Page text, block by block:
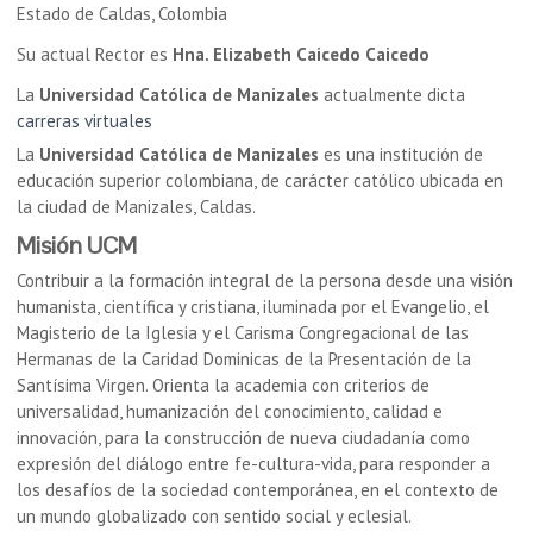
Estado de Caldas, Colombia
Su actual Rector es Hna. Elizabeth Caicedo Caicedo
La Universidad Católica de Manizales actualmente dicta
carreras virtuales
La Universidad Católica de Manizales es una institución de
educación superior colombiana, de carácter católico ubicada en
la ciudad de Manizales, Caldas.
Misión UCM
Contribuir a la formación integral de la persona desde una visión
humanista, científica y cristiana, iluminada por el Evangelio, el
Magisterio de la Iglesia y el Carisma Congregacional de las
Hermanas de la Caridad Dominicas de la Presentación de la
Santísima Virgen. Orienta la academia con criterios de
universalidad, humanización del conocimiento, calidad e
innovación, para la construcción de nueva ciudadanía como
expresión del diálogo entre fe-cultura-vida, para responder a
los desafíos de la sociedad contemporánea, en el contexto de
un mundo globalizado con sentido social y eclesial.